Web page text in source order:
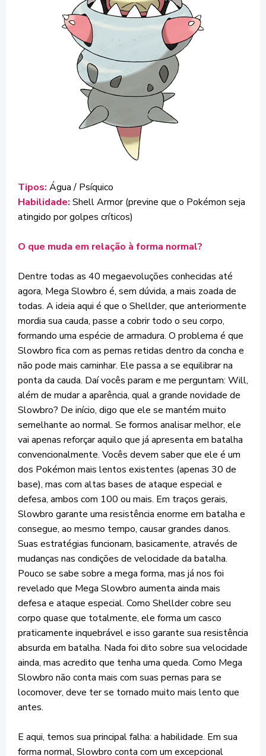
Tipos: Água / Psíquico
Habilidade: Shell Armor (previne que o Pokémon seja
atingido por golpes críticos)
O que muda em relação à forma normal?
Dentre todas as 40 megaevoluções conhecidas até
agora, Mega Slowbro é, sem dúvida, a mais zoada de
todas. A ideia aqui é que o Shellder, que anteriormente
mordia sua cauda, passe a cobrir todo o seu corpo,
formando uma espécie de armadura. O problema é que
Slowbro fica com as pernas retidas dentro da concha e
não pode mais caminhar. Ele passa a se equilibrar na
ponta da cauda. Daí vocês param e me perguntam: Will,
além de mudar a aparência, qual a grande novidade de
Slowbro? De início, digo que ele se mantém muito
semelhante ao normal. Se formos analisar melhor, ele
vai apenas reforçar aquilo que já apresenta em batalha
convencionalmente. Vocês devem saber que ele é um
dos Pokémon mais lentos existentes (apenas 30 de
base), mas com altas bases de ataque especial e
defesa, ambos com 100 ou mais. Em traços gerais,
Slowbro garante uma resistência enorme em batalha e
consegue, ao mesmo tempo, causar grandes danos.
Suas estratégias funcionam, basicamente, através de
mudanças nas condições de velocidade da batalha.
Pouco se sabe sobre a mega forma, mas já nos foi
revelado que Mega Slowbro aumenta ainda mais
defesa e ataque especial. Como Shellder cobre seu
corpo quase que totalmente, ele forma um casco
praticamente inquebrável e isso garante sua resistência
absurda em batalha. Nada foi dito sobre sua velocidade
ainda, mas acredito que tenha uma queda. Como Mega
Slowbro não conta mais com suas pernas para se
locomover, deve ter se tornado muito mais lento que
antes.
E aqui, temos sua principal falha: a habilidade. Em sua
forma normal, Slowbro conta com um excepcional